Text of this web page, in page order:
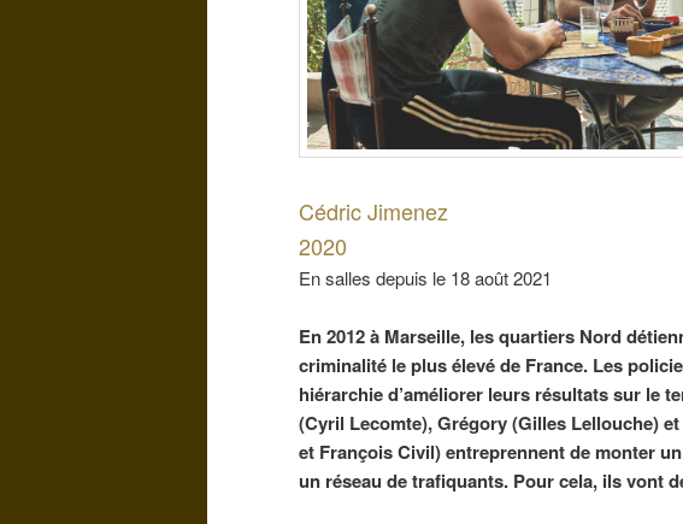
Cédric Jimenez
2020
En salles depuis le 18 août 2021
En 2012 à Marseille, les quartiers Nord
criminalité le plus élevé de France. Les
hiérarchie d’améliorer leurs résultats sur le
(Cyril Lecomte), Grégory (Gilles Lellouche)
et François Civil) entreprennent de monter
un réseau de trafiquants. Pour cela, ils vont